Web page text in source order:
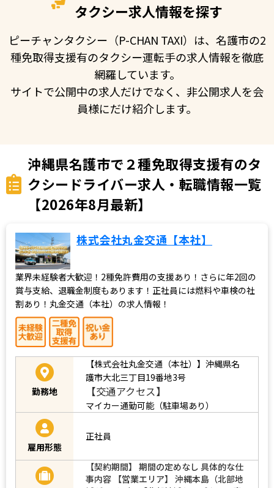
タクシー求人情報を探す
ピーチャンタクシー（P-CHAN TAXI）は、名護市の2
種免取得支援有のタクシー運転手の求人情報を徹底
網羅しています。
サイトで公開中の求人だけでなく、非公開求人を会
員様にだけ紹介します。
沖縄県名護市で２種免取得支援有のタ
クシードライバー求人・転職情報一覧
【2026年8月最新】
株式会社丸金交通【本社】
業界未経験者大歓迎！2種免許費用の支援あり！さらに年2回の
賞与支給、退職金制度もあります！正社員には燃料や車検の社
割あり！丸金交通（本社）の求人情報！
勤務地
【株式会社丸金交通（本社）】沖縄県名
護市大北三丁目19番地3号
【交通アクセス】
マイカー通勤可能（駐車場あり）
雇用形態
正社員
【契約期間】 期間の定めなし 具体的な仕
事内容 【営業エリア】 沖縄本島（北部地